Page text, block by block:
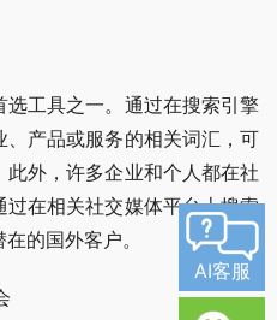
工具之一。通过在搜索引擎
产品或服务的相关词汇，可
外，许多企业和个人都在社
在相关社交媒体平台上搜索
的国外客户。
AI客服